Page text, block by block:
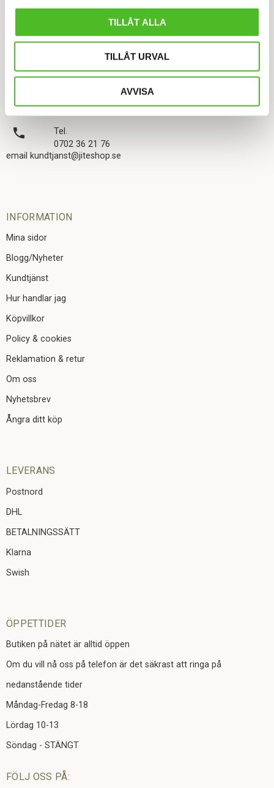
TILLÅT ALLA
TILLÅT URVAL
AVVISA
KONTAKTA OSS
JITE TRYCK O PRESENTREKLAM HB
Ekebergsgatan 1, 516 93 Rångedala
local_phone
Tel.
0702 36 21 76
email kundtjanst@jiteshop.se
INFORMATION
Mina sidor
Blogg/Nyheter
Kundtjänst
Hur handlar jag
Köpvillkor
Policy & cookies
Reklamation & retur
Om oss
Nyhetsbrev
Ångra ditt köp
LEVERANS
Postnord
DHL
BETALNINGSSÄTT
Klarna
Swish
ÖPPETTIDER
Butiken på nätet är alltid öppen
Om du vill nå oss på telefon är det säkrast att ringa på
nedanstående tider
Måndag-Fredag 8-18
Lördag 10-13
Söndag - STÄNGT
FÖLJ OSS PÅ: